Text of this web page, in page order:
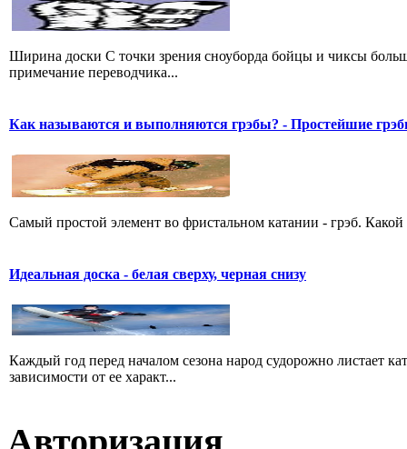
Ширина доски С точки зрения сноуборда бойцы и чиксы
примечание переводчика...
Как называются и выполняются грэбы? - Простейшие
Самый простой элемент во фристальном катании - грэб.
Идеальная доска - белая сверху, черная снизу
Каждый год перед началом сезона народ судорожно листает
зависимости от ее характ...